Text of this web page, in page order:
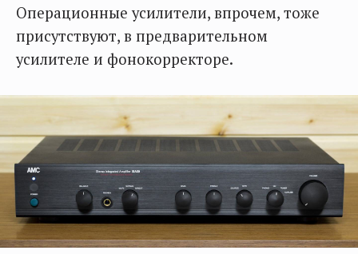
Операционные усилители, впрочем, тоже
присутствуют, в предварительном
усилителе и фонокорректоре.